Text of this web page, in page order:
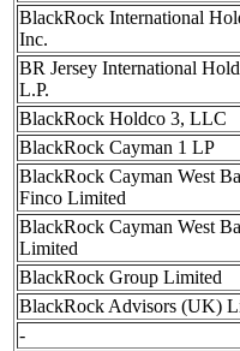
BlackRock International
Inc.
BR Jersey International
L.P.
BlackRock Holdco 3, LLC
BlackRock Cayman 1 LP
BlackRock Cayman West
Finco Limited
BlackRock Cayman West
Limited
BlackRock Group Limited
BlackRock Advisors (UK)
-